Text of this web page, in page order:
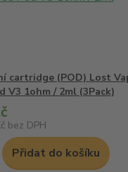
cartridge (POD) Lost
V3 1ohm / 2ml (3Pack)
bez DPH
Přidat do košíku